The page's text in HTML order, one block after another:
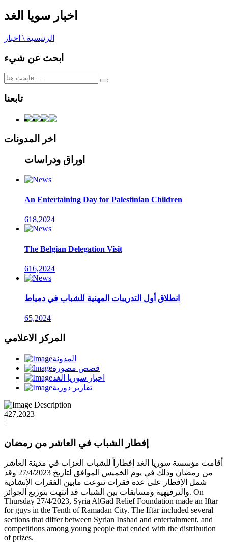
اخبار سويا الغد
الرئيسية \ اخبار
ابحث عن شيء
تابعنا
اخر المدونات
اوراق ودراسات
An Entertaining Day for Palestinian Children
618,2024
The Belgian Delegation Visit
616,2024
انطلاق أول التدريبات المهنية للشباب في دمياط
65,2024
المركز الاعلامي
المدونة
قصص مصورة
اخبار سوريا الغد
تقارير دورية
427,2023
|
إفطار الشباب في العاشر من رمضان
أقامت مؤسسة سوريا الغد إفطاراً للشباب العزاب في مدينة العاشر
من رمضان وذلك في يوم الخميس الموافق لتاريخ 27/4/2023 وقد
شمل الإفطار على عدة فقرات تنوعت مابين الفقرات الإنشادية
والترفيهية ومسابقات بين الشباب قد انتهت بتوزيع الجوائز. On
Thursday 27/4/2023, Syria AlGad Relief Foundation made an Iftar
for guys in the Tenth of Ramadan City. The Iftar included several
sections that differ between Syrian Inshad and entertainment, and
competitions among young people that ended with the distribution
of prizes.